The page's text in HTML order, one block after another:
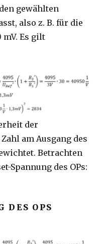
gewählten
also z. B. für die
mV. Es gilt
der
am Ausgang des
Betrachten
Spannung des OPs:
DES OPS